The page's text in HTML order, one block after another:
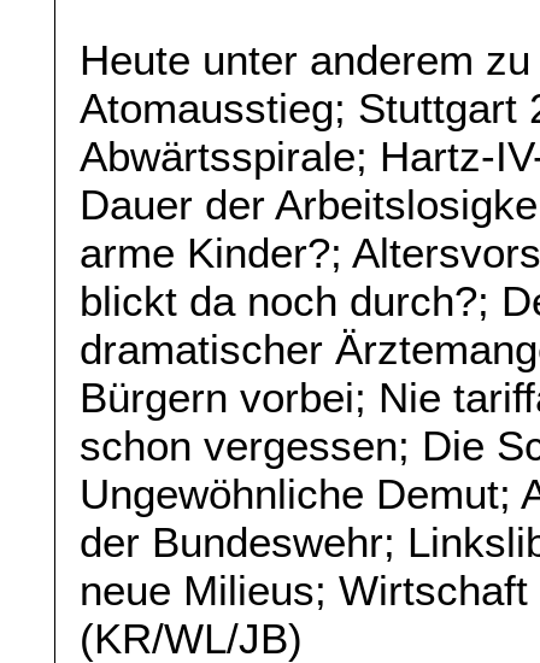
Heute unter anderem
Atomausstieg; Stuttgart
Abwärtsspirale; Hartz-
Dauer der
arme Kinder?;
blickt da noch durch?;
dramatischer
Bürgern vorbei; Nie
schon vergessen; Die
Ungewöhnliche Demut;
der Bundeswehr;
neue Milieus;
(KR/WL/JB)